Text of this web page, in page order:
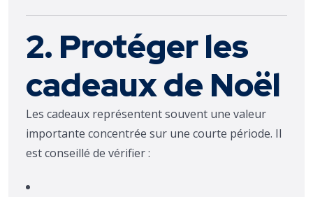
2. Protéger les
cadeaux de Noël
Les cadeaux représentent souvent une valeur
importante concentrée sur une courte période. Il
est conseillé de vérifier :